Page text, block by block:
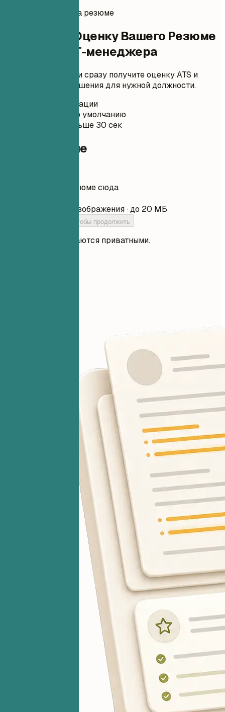
Мгновенная оценка резюме
Проверьте Оценку Вашего Резюме
Помощник IT-менеджера
Загрузите резюме и сразу получите оценку ATS и
практические улучшения для нужной должности.
Без регистрации
Приватно по умолчанию
Обычно меньше 30 сек
Ваше резюме
Перетащите резюме сюда
PDF, DOCX, TXT и изображения · до 20 МБ
Добавьте резюме, чтобы продолжить
Ваши файлы остаются приватными.